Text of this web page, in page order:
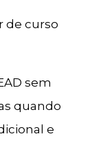
de curso
sem
quando
e